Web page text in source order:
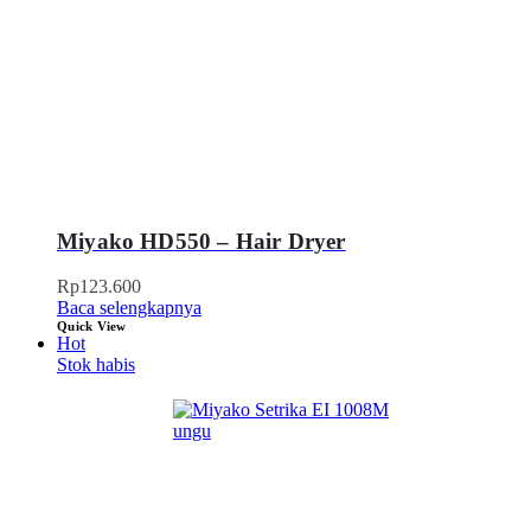
Miyako HD550 – Hair Dryer
Rp123.600
Baca selengkapnya
Quick View
Hot
Stok habis